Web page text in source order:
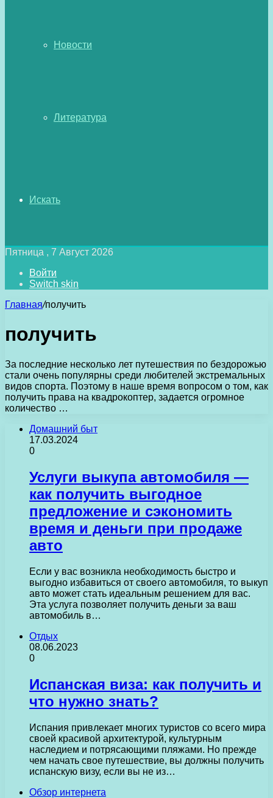
Новости
Литература
Искать
Пятница , 7 Август 2026
Войти
Switch skin
Главная/получить
получить
За последние несколько лет путешествия по бездорожью
стали очень популярны среди любителей экстремальных
видов спорта. Поэтому в наше время вопросом о том, как
получить права на квадрокоптер, задается огромное
количество …
Домашний быт
17.03.2024
0
Услуги выкупа автомобиля —
как получить выгодное
предложение и сэкономить
время и деньги при продаже
авто
Если у вас возникла необходимость быстро и
выгодно избавиться от своего автомобиля, то выкуп
авто может стать идеальным решением для вас.
Эта услуга позволяет получить деньги за ваш
автомобиль в…
Отдых
08.06.2023
0
Испанская виза: как получить и
что нужно знать?
Испания привлекает многих туристов со всего мира
своей красивой архитектурой, культурным
наследием и потрясающими пляжами. Но прежде
чем начать свое путешествие, вы должны получить
испанскую визу, если вы не из…
Обзор интернета